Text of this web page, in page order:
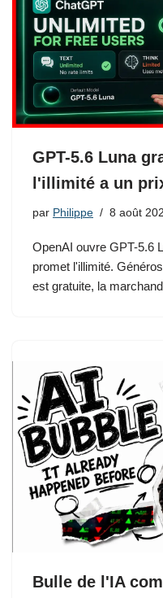
GPT-5.6 Luna
l'illimité a un
par Philippe 8 août
OpenAI ouvre GPT-5.6
promet l'illimité.
est gratuite, la
Bulle de l'IA